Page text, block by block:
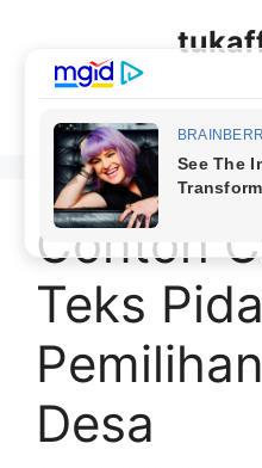
Contoh
Teks
Desa